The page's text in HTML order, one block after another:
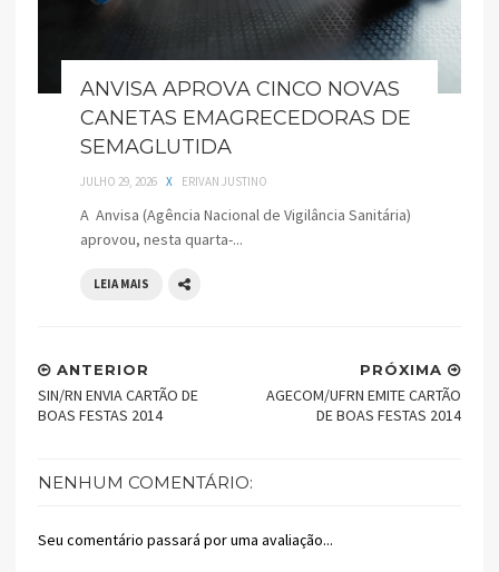
ANVISA APROVA CINCO NOVAS
CANETAS EMAGRECEDORAS DE
SEMAGLUTIDA
JULHO 29, 2026 X ERIVAN JUSTINO
A Anvisa (Agência Nacional de Vigilância Sanitária)
aprovou, nesta quarta-...
LEIA MAIS
PRÓXIMA
AGECOM/UFRN EMITE CARTÃO
DE BOAS FESTAS 2014
ANTERIOR
SIN/RN ENVIA CARTÃO DE
BOAS FESTAS 2014
NENHUM COMENTÁRIO:
Seu comentário passará por uma avaliação...